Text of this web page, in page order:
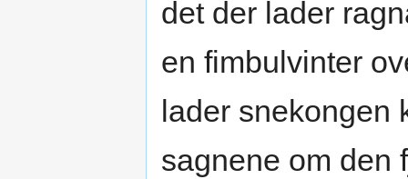
det der lader
en fimbulvinter
lader snekongen
sagnene om